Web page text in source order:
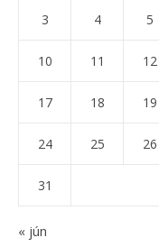
3 4 5
10 11 12
17 18 19
24 25 26
31
« jún